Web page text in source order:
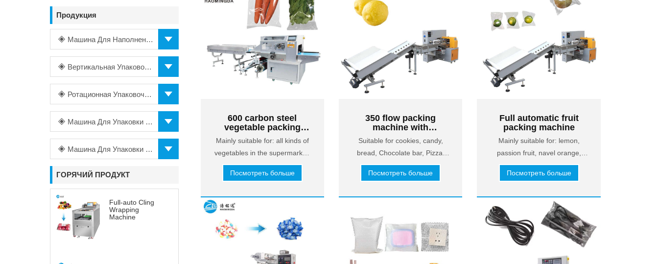
Продукция
Машина Для Наполнения
Вертикальная Упаковочная Машина
Ротационная Упаковочная Машина
Машина Для Упаковки В Пакеты
Машина Для Упаковки В Пищевую Пленку
ГОРЯЧИЙ ПРОДУКТ
Full-auto Cling
Wrapping
Machine
600 carbon steel
vegetable packing
machine with weighing
and labeling machine
Mainly suitable for: all kinds of
vegetables in the supermarket,
leafy vegetables, vegetable
cores and other regular fruits
lettuce, eggplant, green melon,
onion, celery, cabbage and so
on.
Посмотреть больше
350 flow packing
machine with
frequency converter
and upper paper
structure
Suitable for cookies, candy,
bread, Chocolate bar, Pizza,
Soap, vegetable, fruit, etc.
Посмотреть больше
Full automatic fruit
packing machine
Mainly suitable for: lemon,
passion fruit, navel orange,
tangan, sugar orange, apple,
pomegranate, pomelo and so
Посмотреть больше